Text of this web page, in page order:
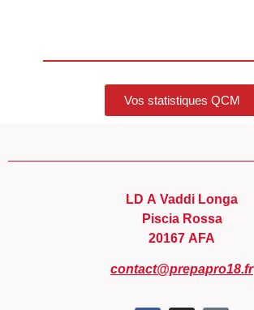
Vos statistiques QCM
LD A Vaddi Longa
Piscia Rossa
20167 AFA
contact@prepapro18.fr